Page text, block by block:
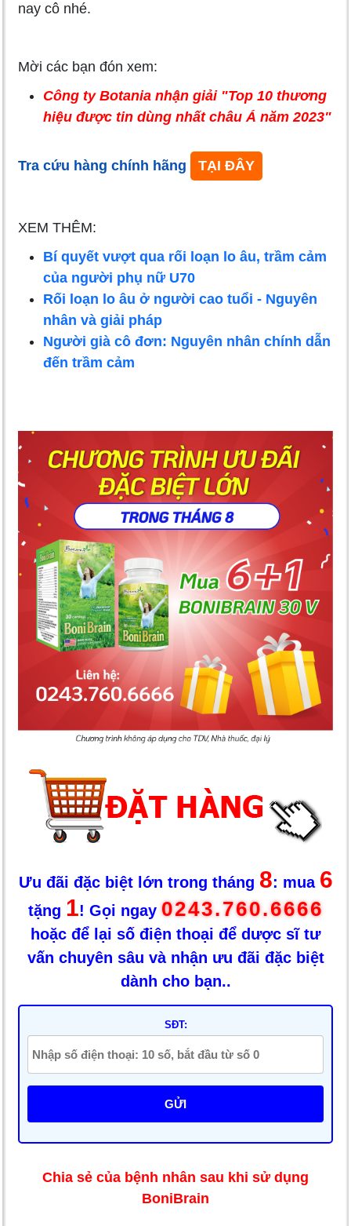
nay cô nhé.
Mời các bạn đón xem:
Công ty Botania nhận giải "Top 10 thương
hiệu được tin dùng nhất châu Á năm 2023"
Tra cứu hàng chính hãng TẠI ĐÂY
XEM THÊM:
Bí quyết vượt qua rối loạn lo âu, trầm cảm
của người phụ nữ U70
Rối loạn lo âu ở người cao tuổi - Nguyên
nhân và giải pháp
Người già cô đơn: Nguyên nhân chính dẫn
đến trầm cảm
Ưu đãi đặc biệt lớn trong tháng 8: mua 6
tặng 1! Gọi ngay 0243.760.6666
hoặc để lại số điện thoại để dược sĩ tư
vấn chuyên sâu và nhận ưu đãi đặc biệt
dành cho bạn..
SĐT:
GỬI
Chia sẻ của bệnh nhân sau khi sử dụng
BoniBrain